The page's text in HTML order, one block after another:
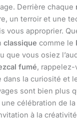
Derrière chaque
un terroir et une
vous approprier.
classique comme le
que vous osiez
fumé, rappelez-
dans la curiosité et
sont bien plus
célébration de
à la